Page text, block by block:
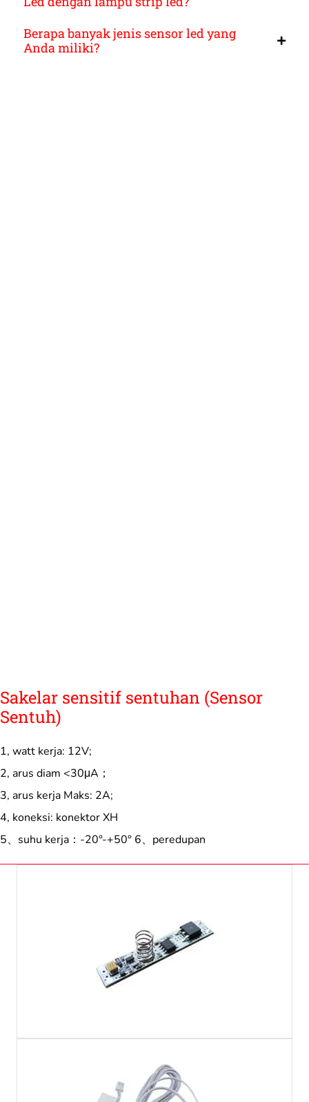
Berapa banyak jenis sensor led yang
Anda miliki?
Sakelar sensitif sentuhan (Sensor
Sentuh)
1, watt kerja: 12V;
2, arus diam <30μA；
3, arus kerja Maks: 2A;
4, koneksi: konektor XH
5、suhu kerja：-20°-+50° 6、peredupan